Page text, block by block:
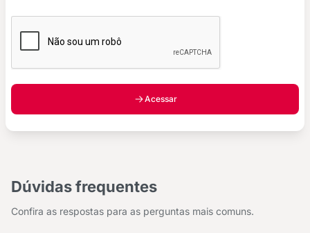
Acessar
Dúvidas frequentes
Confira as respostas para as perguntas mais comuns.